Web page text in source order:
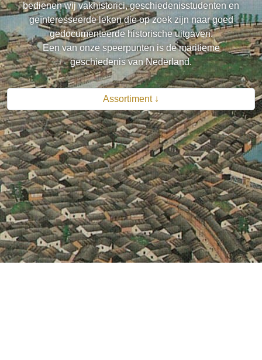
bedienen wij vakhistorici, geschiedenisstudenten en
geïnteresseerde leken die op zoek zijn naar goed
gedocumenteerde historische uitgaven.
Een van onze speerpunten is de maritieme
geschiedenis van Nederland.
Assortiment ↓